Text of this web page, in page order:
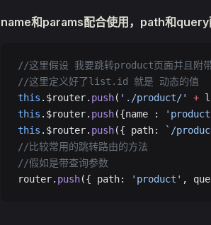
name和params配合使用，path和
//这里假设 我要跳转product页面并且附
//这里定义好了list.id 就是 动态的值
this .$router. push( './product/' +
this .$router. push({name :
this .$router. push({ path: `/
//比较常用的跳转路由的方法
//假如是带查询参数
router. push({ path: 'product' ,